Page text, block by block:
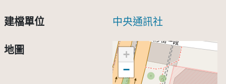
建檔單位 中央通訊社
地圖
+
−